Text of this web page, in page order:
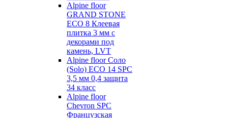
Alpine floor
GRAND STONE
ECO 8 Клеевая
плитка 3 мм с
декорами под
камень, LVT
Alpine floor Соло
(Solo) ECO 14 SPC
3,5 мм 0,4 защита
34 класс
Alpine floor
Chevron SPC
Французская